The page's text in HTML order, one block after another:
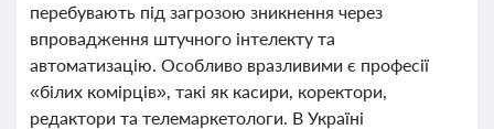
перебувають під загрозою зникнення через
впровадження штучного інтелекту та
автоматизацію. Особливо вразливими є професії
«білих комірців», такі як касири, коректори,
редактори та телемаркетологи. В Україні